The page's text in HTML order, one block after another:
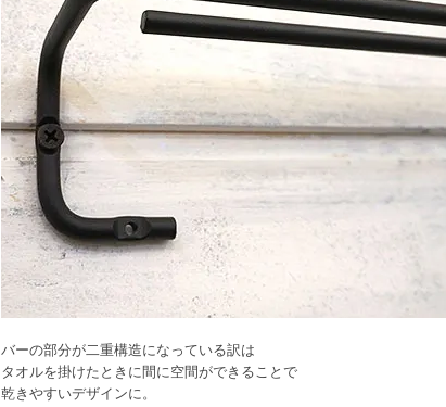
バーの部分が二重構造になっている訳は
タオルを掛けたときに間に空間ができることで
乾きやすいデザインに。